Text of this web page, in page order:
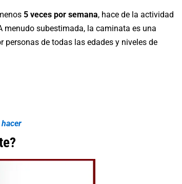
5 veces por semana, hace de la actividad
subestimada, la caminata es una
de todas las edades y niveles de